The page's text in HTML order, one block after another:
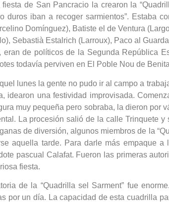
de San Pancracio la crearon la
iban a recoger sarmientos”. Estaba
Domínguez), Batiste el de Ventura
Sebastià Estalrich (Larroux), Paco al
de políticos de la Segunda República
todavía perviven en El Poble Nou de
lunes la gente no pudo ir al campo a
una festividad improvisada.
muy pequeña pero sobraba, la dieron por
La procesión salió de la calle Trinquete
de diversión, algunos miembros de la
aquella tarde. Para darle más empaque a
pascual Calafat. Fueron las primeras
fiesta.
de la “Quadrilla sel Sarment” fue
por un día. La capacidad de esta cuadrilla